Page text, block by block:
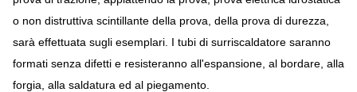
o non distruttiva scintillante della prova, della prova di durezza,
sarà effettuata sugli esemplari. I tubi di surriscaldatore saranno
formati senza difetti e resisteranno all'espansione, al bordare, alla
forgia, alla saldatura ed al piegamento.